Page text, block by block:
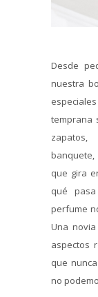
Desde
nuestra
temprana
que gira
qué
perfume
Una
aspectos
que
no